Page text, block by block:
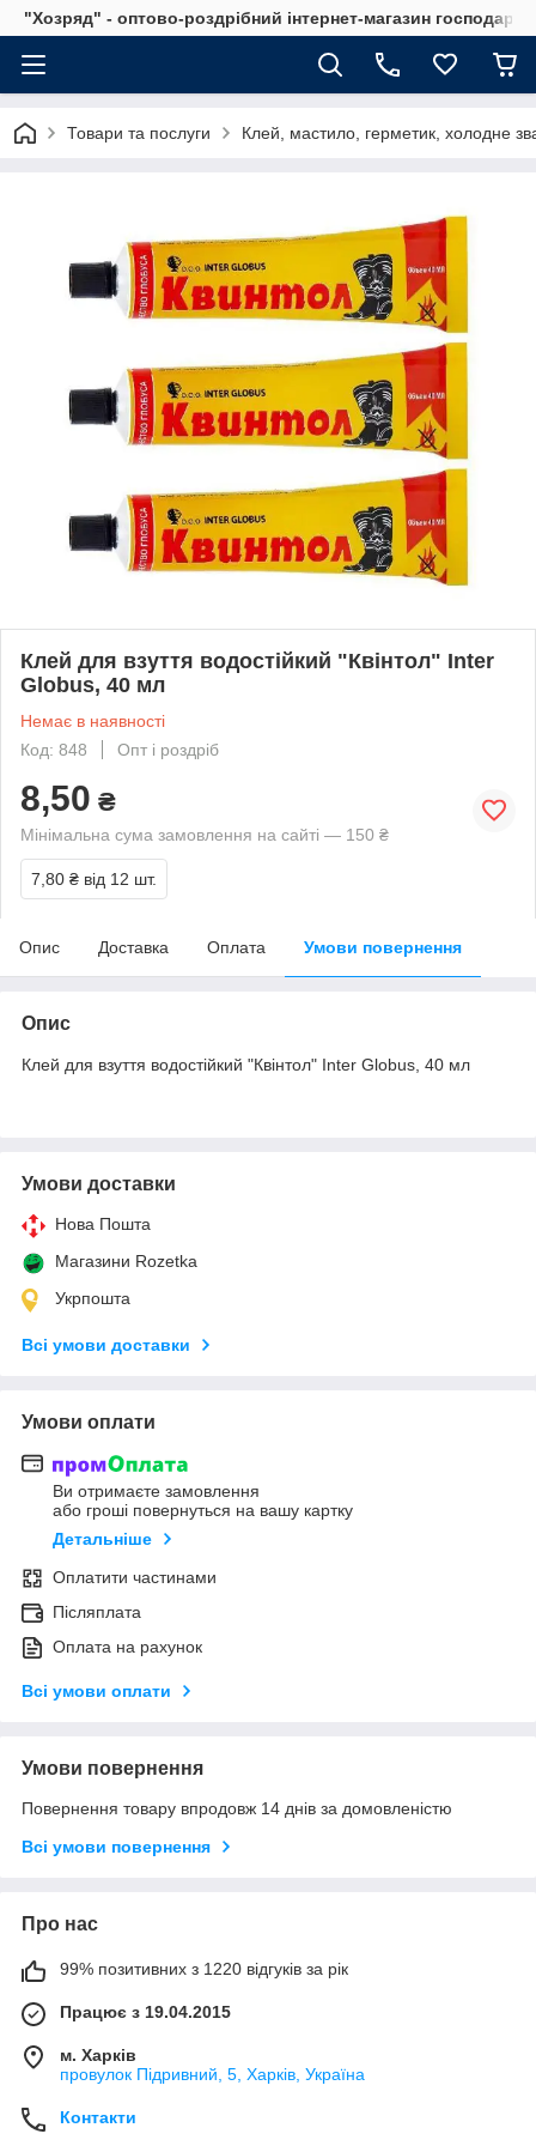
"Хозряд" - оптово-роздрібний інтернет-магазин
Товари та послуги Клей, мастило, герметик, холодне
Клей для взуття водостійкий "Квінтол" Inter
Globus, 40 мл
Немає в наявності
Код: 848
Опт і роздріб
8,50 ₴
Мінімальна сума замовлення на сайті — 150 ₴
7,80 ₴ від 12 шт.
Опис Доставка Оплата Умови повернення
Опис
Клей для взуття водостійкий "Квінтол" Inter Globus, 40 мл
Умови доставки
Нова Пошта
Магазини Rozetka
Укрпошта
Всі умови доставки
Умови оплати
Ви отримаєте замовлення
або гроші повернуться на вашу картку
Детальніше
Оплатити частинами
Післяплата
Оплата на рахунок
Всі умови оплати
Умови повернення
Повернення товару впродовж 14 днів за домовленістю
Всі умови повернення
Про нас
99% позитивних з 1220 відгуків за рік
Працює з 19.04.2015
м. Харків
провулок Підривний, 5, Харків, Україна
Контакти